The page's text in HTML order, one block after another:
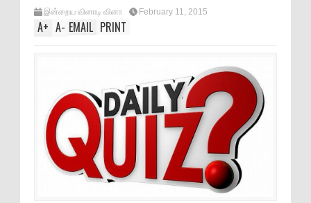
இன்றைய வினாடி வினா February 11, 2015
A+ A- EMAIL PRINT